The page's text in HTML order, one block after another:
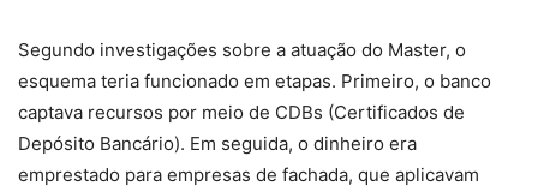
Segundo investigações sobre a atuação do Master, o
esquema teria funcionado em etapas. Primeiro, o banco
captava recursos por meio de CDBs (Certificados de
Depósito Bancário). Em seguida, o dinheiro era
emprestado para empresas de fachada, que aplicavam